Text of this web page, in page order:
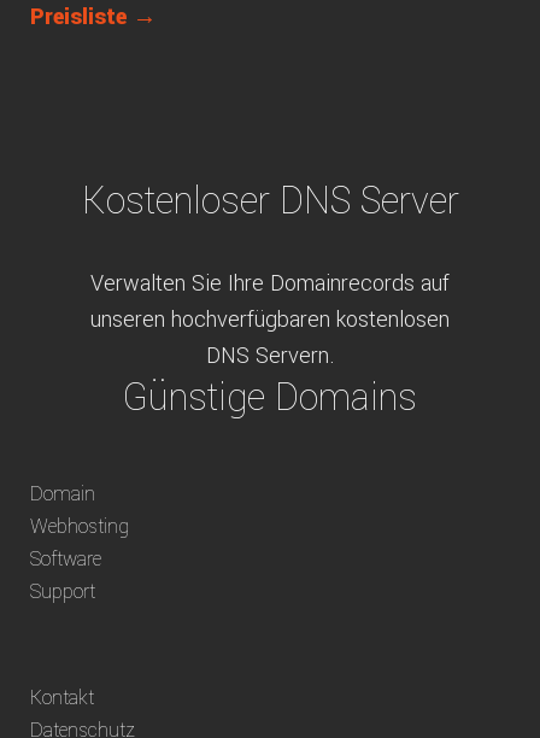
Preisliste →
Kostenloser DNS Server
Verwalten Sie Ihre Domainrecords auf
unseren hochverfügbaren kostenlosen
DNS Servern.
Günstige Domains
weltweit verfügbare Domains inklusive
Vorkasse oder über ein andere verfügbare
Domain
Webhosting
Software
Support
Kontakt
Datenschutz